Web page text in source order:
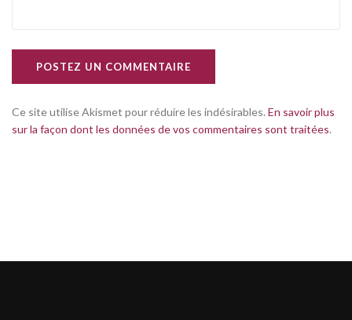
POSTEZ UN COMMENTAIRE
Ce site utilise Akismet pour réduire les indésirables. En savoir plus
sur la façon dont les données de vos commentaires sont traitées.